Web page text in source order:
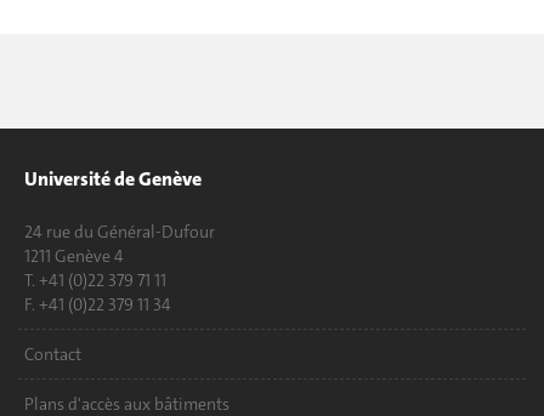
Université de Genève
24 rue du Général-Dufour
1211 Genève 4
T. +41 (0)22 379 71 11
F. +41 (0)22 379 11 34
Contact
Plans d'accès aux bâtiments